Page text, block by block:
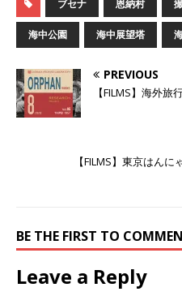
T
w
i
t
e
r
で
共
(
ま
す
)
o
共
て
く
い
ウ
ィ
ド
ウ
て
G
o
o
g
e
+
で
共
ウ
ィ
ま
す
)
ブセナ 恩納村
海中公園 海中展望塔
PREVIOUS
【FILMS】海外旅
【FILMS】東京はんに
BE THE FIRST TO
Leave a Reply